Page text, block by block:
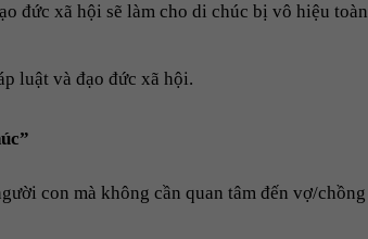
đức xã hội sẽ làm cho di chúc bị vô hiệu toàn
luật và đạo đức xã hội.
con mà không cần quan tâm đến vợ/chồng